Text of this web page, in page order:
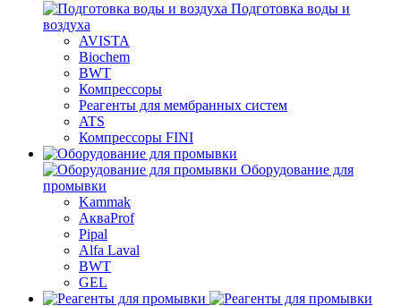
Подготовка воды и
воздуха
AVISTA
Biochem
BWT
Компрессоры
Реагенты для мембранных систем
ATS
Компрессоры FINI
Оборудование для
промывки
Kammak
АкваProf
Pipal
Alfa Laval
BWT
GEL